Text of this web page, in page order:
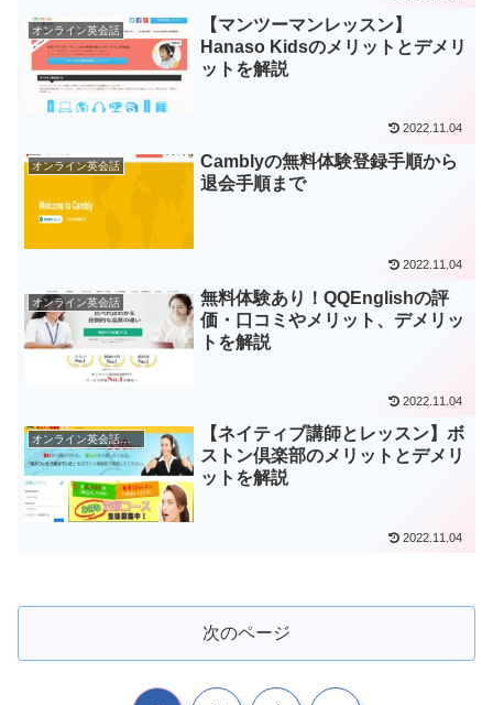
オンライン英会話
【マンツーマンレッスン】
Hanaso Kidsのメリットとデメリ
ットを解説
2022.11.04
オンライン英会話
Camblyの無料体験登録手順から
退会手順まで
2022.11.04
オンライン英会話
無料体験あり！QQEnglishの評
価・口コミやメリット、デメリッ
トを解説
2022.11.04
オンライン英会話一覧
【ネイティブ講師とレッスン】ボ
ストン倶楽部のメリットとデメリ
ットを解説
2022.11.04
次のページ